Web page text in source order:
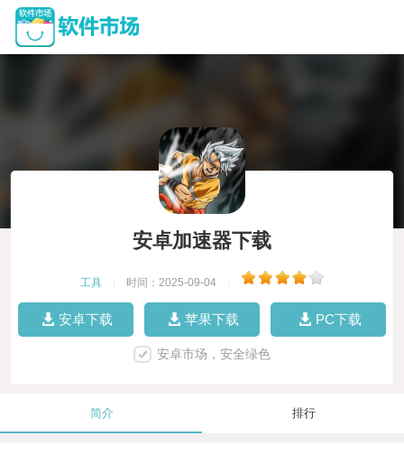
安卓加速器下载
工具 时间：2025-09-04
安卓下载 苹果下载 PC下载
安卓市场，安全绿色
简介 排行